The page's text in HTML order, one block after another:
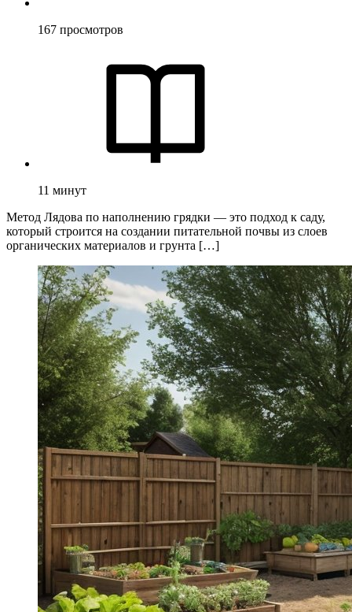
167 просмотров
11 минут
Метод Лядова по наполнению грядки — это подход к саду,
который строится на создании питательной почвы из слоев
органических материалов и грунта […]